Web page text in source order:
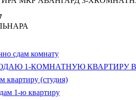
сдам комнату
1-КОМНАТНУЮ КВАРТИРУ
квартиру (студия)
1-ю квартиру